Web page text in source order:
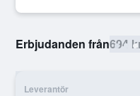
Erbjudanden från694
Leverantör